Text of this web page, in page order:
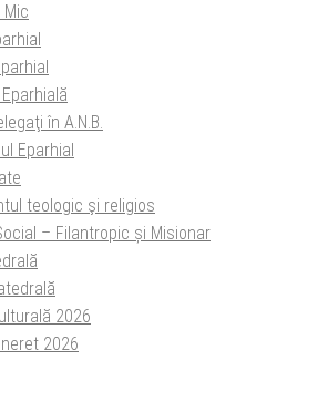
Mic
în A.N.B.
Eparhial
teologic şi religios
– Filantropic și Misionar
2026
2026